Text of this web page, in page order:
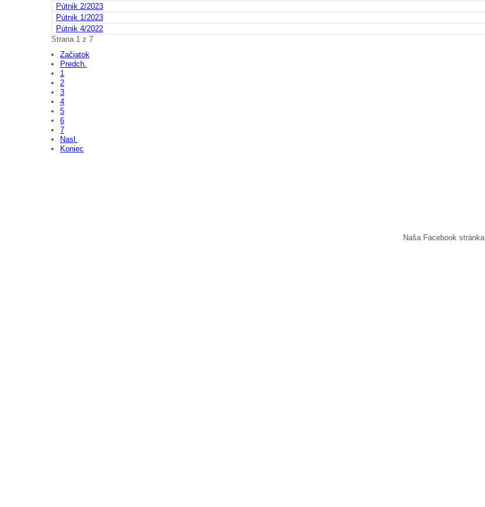
Pútnik 2/2023
Pútnik 1/2023
Pútnik 4/2022
Strana 1 z 7
Začiatok
Predch.
1
2
3
4
5
6
7
Nasl.
Koniec
Naša Facebook stránka